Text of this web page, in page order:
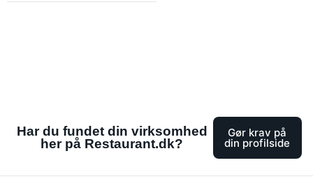
Har du fundet din virksomhed
her på Restaurant.dk?
Gør krav på
din profilside